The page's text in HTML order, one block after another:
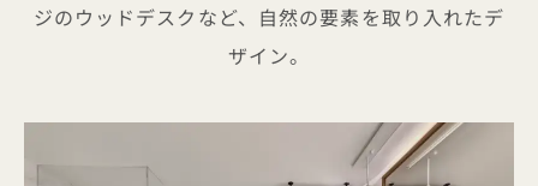
ジのウッドデスクなど、自然の要素を取り入れたデ
ザイン。